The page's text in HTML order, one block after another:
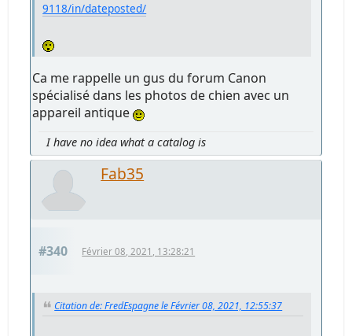
9118/in/dateposted/
Ca me rappelle un gus du forum Canon
spécialisé dans les photos de chien avec un
appareil antique
I have no idea what a catalog is
Fab35
#340 Février 08, 2021, 13:28:21
Citation de: FredEspagne le Février 08, 2021, 12:55:37